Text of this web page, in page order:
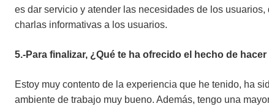
es dar servicio y atender las necesidades de los
charlas informativas a los usuarios.
5.-Para finalizar, ¿Qué te ha ofrecido el hecho de
Estoy muy contento de la experiencia que he tenido, ha
ambiente de trabajo muy bueno. Además, tengo una